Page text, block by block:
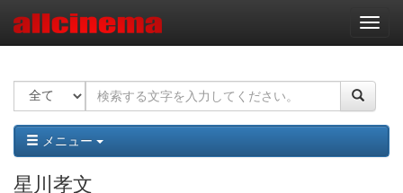
ナ
ビ
ー
ョ
ン
メニュー
星川孝文